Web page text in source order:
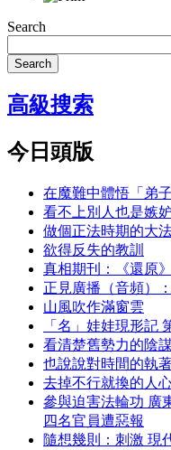
Search
Search
高級搜索
今日頭版
在魔難中體悟「弟
看不上別人也是嫉
做個正法時期的大
欲得反失的教訓
真相期刊：《還原》
正見廣播（音頻）
山風吹作滿窗雲
「名」娃娃現形記
看清楚舊勢力的陰
也說說對時間的執
去掉不行就換的人
參與迫害法輪功 廣
四名官員遭惡報
隨想幾則：刺激 現